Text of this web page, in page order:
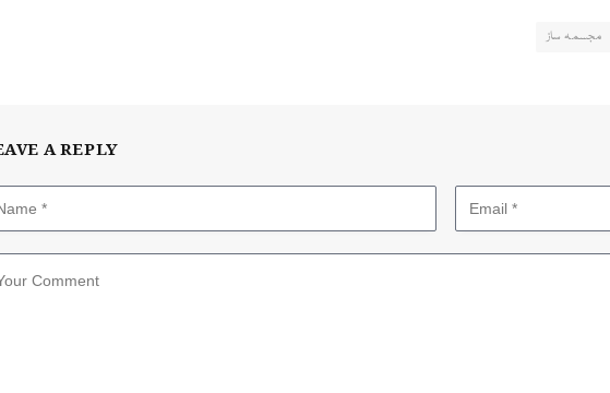
مجسمہ ساز
A REPLY